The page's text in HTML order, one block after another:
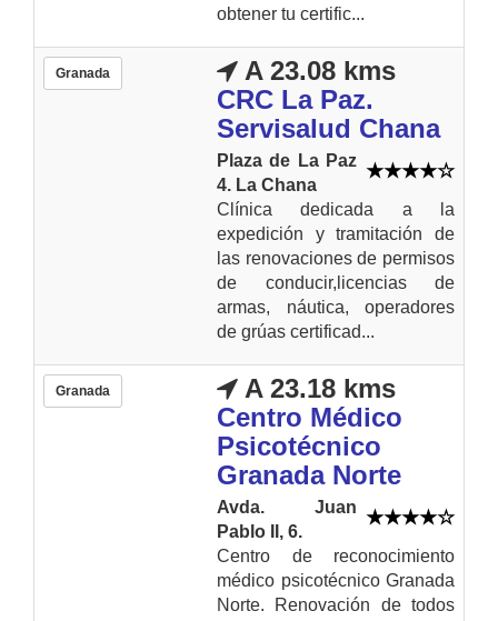
obtener tu certific...
Granada
A 23.08 kms
CRC La Paz.
Servisalud Chana
Plaza de La Paz
4. La Chana
Clínica dedicada a la
expedición y tramitación de
las renovaciones de permisos
de conducir,licencias de
armas, náutica, operadores
de grúas certificad...
Granada
A 23.18 kms
Centro Médico
Psicotécnico
Granada Norte
Avda. Juan
Pablo II, 6.
Centro de reconocimiento
médico psicotécnico Granada
Norte. Renovación de todos